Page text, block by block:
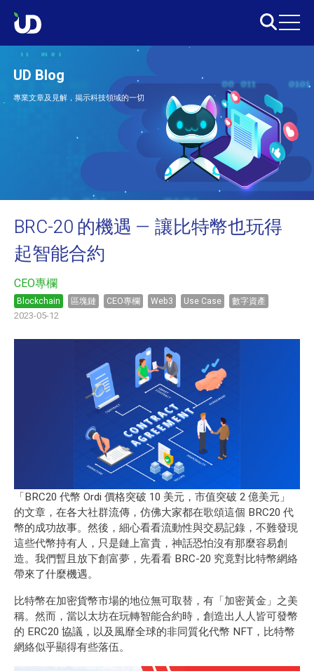
UD Blog
專業文章及見解，揭示科技領域的一切
BRC-20 的機遇 — 讓比特幣也玩得
起智能合約
CEO專欄
Blockchain 區塊鏈 CEO專欄 Web3 Use Case 數字資產
2023-05-12
「BRC20 代幣 Ordi 價格突破 10 美元，市值突破 2 億美元」
的文章 ，在各大社群流傳，仿佛大家都在歌頌這個 BRC20 代
幣的成功故事。然後，細心看看流動性與交易記錄，不難發現
這些代幣持有人，只是鏈上富貴，神話恐怕沒有那麼容易創
造。我們暫且放下創富夢，先看看 BRC-20 究竟對比特幣網絡
帶來了什麼機遇。
比特幣在加密貨幣市場的地位無可取替，有「加密黃金」之美
稱。然而，當以太坊在玩轉智能合約時，創造出人人皆可發幣
的 ERC20 協議，以及風靡全球的非同質化代幣 NFT ，比特幣
網絡似乎顯得有些落伍。